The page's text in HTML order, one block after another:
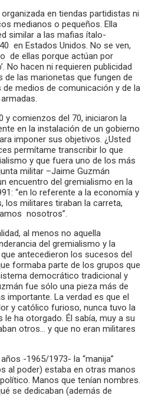
en tiendas partidistas ni
medianos o pequeños. Ella
similar a las mafias ítalo-
en Estados Unidos. No se ven,
de ellas porque actúan por
No hacen ni requieren publicidad
de las marionetas que fungen de
medios de comunicación y de la
y comienzos del 70, iniciaron la
en la instalación de un gobierno
imponer sus objetivos. ¿Usted
permítame transcribir lo que
y que fuera uno de los más
militar –Jaime Guzmán
encuentro del gremialismo en la
“en lo referente a la economía y
los militares tiraban la carreta,
nosotros”.
al menos no aquella
del gremialismo y la
antecedieron los sucesos del
formaba parte de los grupos que
democrático tradicional y
fue sólo una pieza más de
importante. La verdad es que el
y católico furioso, nunca tuvo la
ha otorgado. Él sabía, muy a su
otros… y que no eran militares
-1965/1973- la “manija”
al poder) estaba en otras manos
Manos que tenían nombres.
se dedicaban (además de